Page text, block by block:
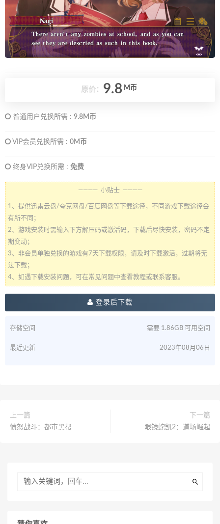
原价： 9.8 M币
普通用户兑换所需 : 9.8M币
VIP会员兑换所需 : 0M币
终身VIP兑换所需 : 免费
———— 小贴士 ————
1、提供迅雷云盘/夸克网盘/百度网盘等下载途径，不同游戏下载途径会
有所不同；
2、游戏安装时需输入下方解压码或激活码，下载后尽快安装，密码不定
期变动；
3、非会员单独兑换的游戏有7天下载权限，请及时下载激活，过期将无
法下载；
4、如遇下载安装问题，可在常见问题中查看教程或联系客服。
登录后下载
存储空间 需要 1.86GB 可用空间
最近更新 2023年08月06日
上一篇
愤怒战斗：都市黑帮
下一篇
眼镜蛇凯2：道场崛起